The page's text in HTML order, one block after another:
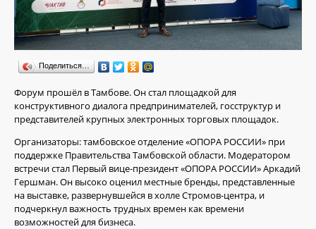
Поделиться…
Форум прошёл в Тамбове. Он стал площадкой для
конструктивного диалога предпринимателей, госструктур и
представителей крупных электронных торговых площадок.
Организаторы: тамбовское отделение «ОПОРА РОССИИ» при
поддержке Правительства Тамбовской области. Модератором
встречи стал Первый вице-президент «ОПОРА РОССИИ» Аркадий
Гершман. Он высоко оценил местные бренды, представленные
на выставке, развернувшейся в холле Стромов-центра, и
подчеркнул важность трудных времен как времени
возможностей для бизнеса.